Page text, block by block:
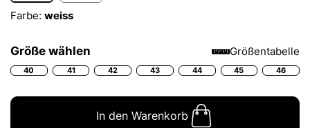
Farbe: weiss
Größe wählen Größentabelle
40 41 42 43 44 45 46
In den Warenkorb